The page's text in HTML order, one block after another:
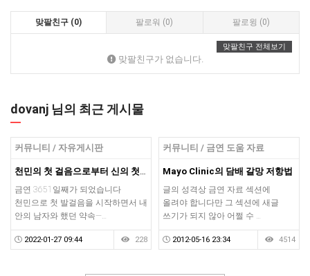
맞팔친구 (0) 팔로워 (0) 팔로윙 (0)
맞팔친구 전체보기
맞팔친구가 없습니다.
dovanj 님의 최근 게시물
커뮤니티 / 자유게시판
천민의 첫 걸음으로부터 신의 첫 걸음까지 3651일
금연 3651일째가 되었습니다
천민으로 첫 발걸음을 시작하면서 내
안의 남자와 했던 약속—…
2022-01-27 09:44 228
커뮤니티 / 금연 도움 자료
Mayo Clinic의 담배 갈망 저항법
글의 성격상 금연 자료 섹션에
올려야 합니다만 그 섹션에 새글
쓰기가 되지 않아 어쩔 수 …
2012-05-16 23:34 4514